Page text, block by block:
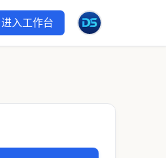
进入工作台